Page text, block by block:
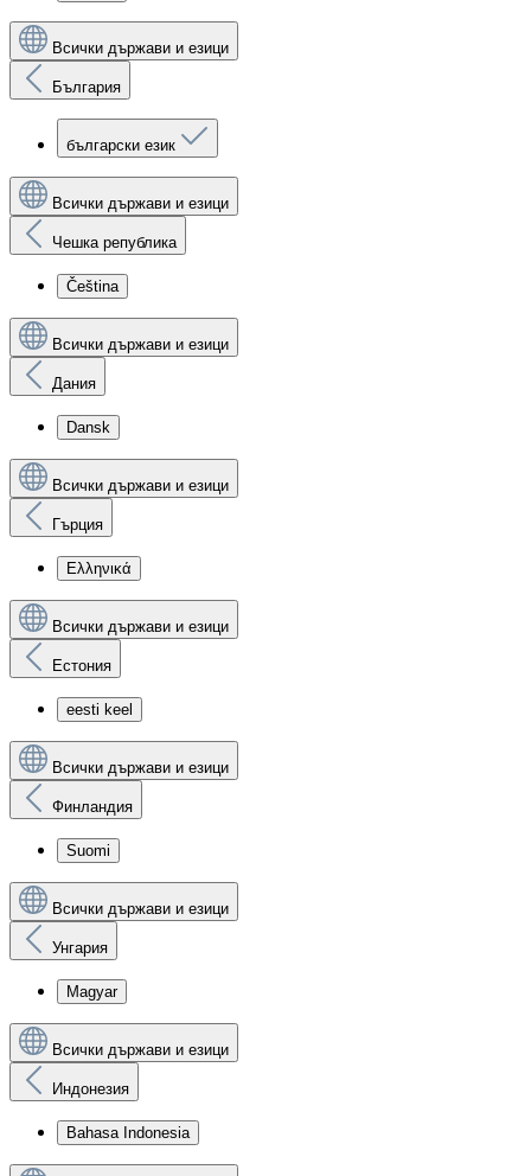
Всички държави и езици
България
български език
Всички държави и езици
Чешка република
Čeština
Всички държави и езици
Дания
Dansk
Всички държави и езици
Гърция
Ελληνικά
Всички държави и езици
Естония
eesti keel
Всички държави и езици
Финландия
Suomi
Всички държави и езици
Унгария
Magyar
Всички държави и езици
Индонезия
Bahasa Indonesia